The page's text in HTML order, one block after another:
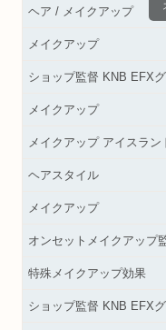
ヘア / メイクアップ
メイクアップ
ショップ監督 KNB EFX
メイクアップ
メイクアップ アイスラン
ヘアスタイル
メイクアップ
オンセットメイクアップ
特殊メイクアップ効果
ショップ監督 KNB EFX